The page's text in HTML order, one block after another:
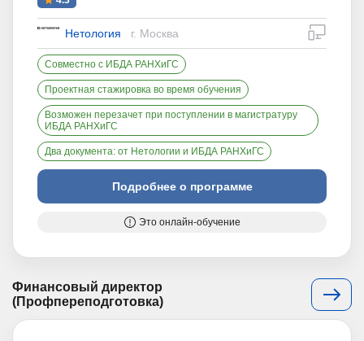
Нетология г. Москва
Совместно с ИБДА РАНХиГС
Проектная стажировка во время обучения
Возможен перезачет при поступлении в магистратуру
ИБДА РАНХиГС
Два документа: от Нетологии и ИБДА РАНХиГС
Подробнее о программе
Это онлайн-обучение
Финансовый директор
(Профпереподготовка)